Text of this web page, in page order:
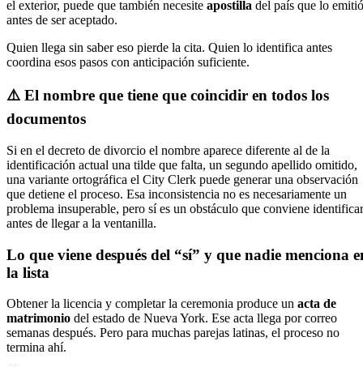
el exterior, puede que también necesite apostilla del país que lo emitió
antes de ser aceptado.
Quien llega sin saber eso pierde la cita. Quien lo identifica antes
coordina esos pasos con anticipación suficiente.
⚠️ El nombre que tiene que coincidir en todos los
documentos
Si en el decreto de divorcio el nombre aparece diferente al de la
identificación actual una tilde que falta, un segundo apellido omitido,
una variante ortográfica el City Clerk puede generar una observación
que detiene el proceso. Esa inconsistencia no es necesariamente un
problema insuperable, pero sí es un obstáculo que conviene identificar
antes de llegar a la ventanilla.
Lo que viene después del “sí” y que nadie menciona
la lista
Obtener la licencia y completar la ceremonia produce un acta de
matrimonio del estado de Nueva York. Ese acta llega por correo
semanas después. Pero para muchas parejas latinas, el proceso no
termina ahí.